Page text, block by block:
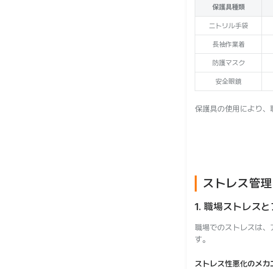
保護具種類
ニトリル手袋
長袖作業着
防護マスク
安全眼鏡
保護具の使用により
ストレス管
1. 職場ストレス
職場でのストレスは
す。
ストレス性悪化のメカ